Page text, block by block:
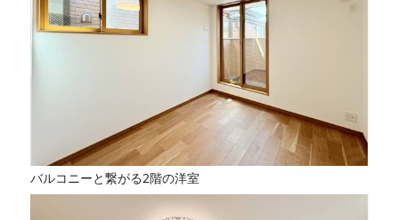
バルコニーと繋がる2階の洋室